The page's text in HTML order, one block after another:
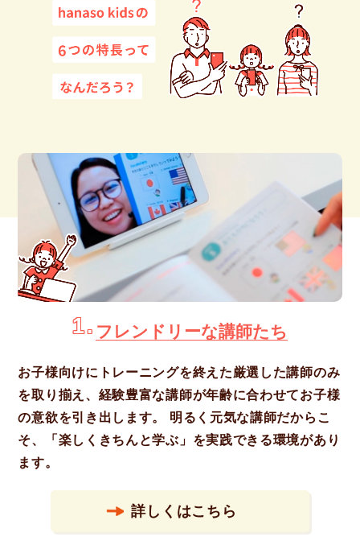
1. フレンドリーな講師たち
お子様向けにトレーニングを終えた厳選した講師のみ
を取り揃え、経験豊富な講師が年齢に合わせてお子様
の意欲を引き出します。 明るく元気な講師だからこ
そ、「楽しくきちんと学ぶ」を実践できる環境があり
ます。
詳しくはこちら